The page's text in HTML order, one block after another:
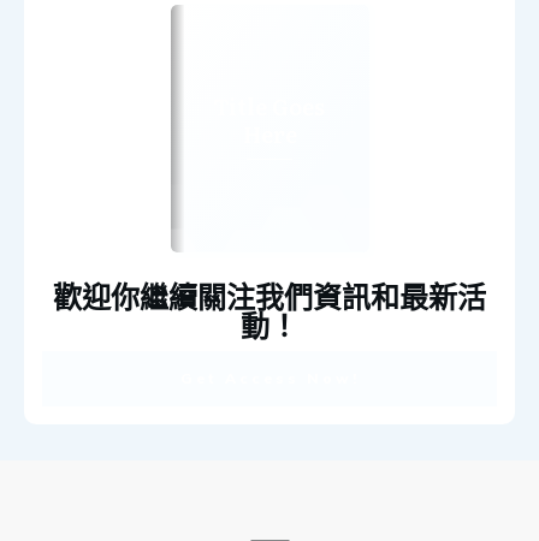
歡迎你繼續關注我們資訊和最新活
動！